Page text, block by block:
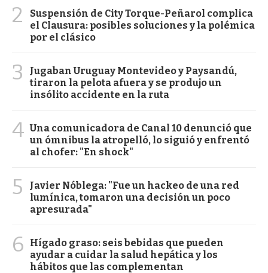
2
Suspensión de City Torque-Peñarol complica
el Clausura: posibles soluciones y la polémica
por el clásico
3
Jugaban Uruguay Montevideo y Paysandú,
tiraron la pelota afuera y se produjo un
insólito accidente en la ruta
4 Una comunicadora de Canal 10 denunció que
un ómnibus la atropelló, lo siguió y enfrentó
al chofer: "En shock"
5
Javier Nóblega: "Fue un hackeo de una red
lumínica, tomaron una decisión un poco
apresurada"
6
Hígado graso: seis bebidas que pueden
ayudar a cuidar la salud hepática y los
hábitos que las complementan